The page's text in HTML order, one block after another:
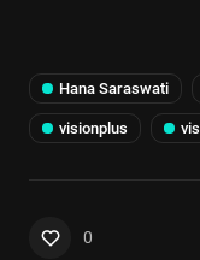
Hana Saraswati
visionplus
0